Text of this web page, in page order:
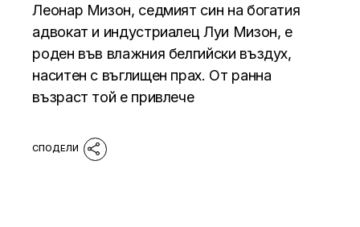
Леонар Мизон, седмият син на богатия
адвокат и индустриалец Луи Мизон, е
роден във влажния белгийски въздух,
наситен с въглищен прах. От ранна
възраст той е привлече